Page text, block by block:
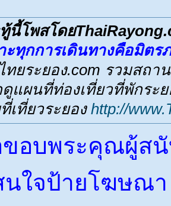
นี้โพสโดย
ะทุกการเดินทางคือมิตร
ทยระยอง.com รวมสถ
แผนที่ท่องเที่ยวที่พักระ
เที่ยวระยอง http://
อบพระคุณผู้สนั
นใจป้ายโฆษณ